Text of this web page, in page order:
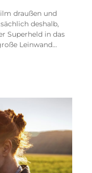
draußen und
deshalb,
Superheld in das
Leinwand…